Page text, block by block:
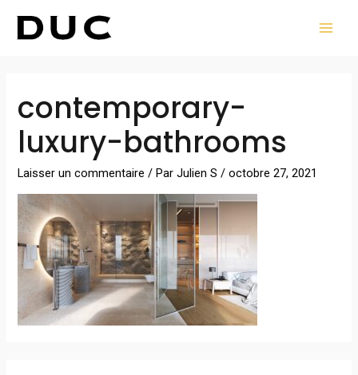
contemporary-
luxury-bathrooms
Laisser un commentaire / ParJulien S/octobre 27, 2021